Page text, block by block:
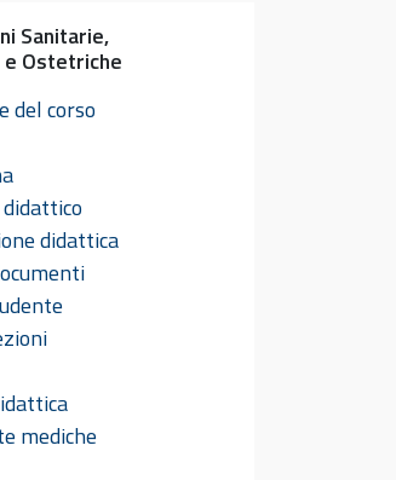
Sanitarie,
Ostetriche
del corso
didattica
mediche